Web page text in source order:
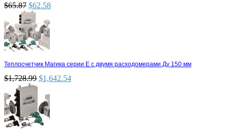
$65.87 $62.58
Теплосчетчик Магика серии Е с двумя расходомерами Ду 150 мм
$1,728.99 $1,642.54